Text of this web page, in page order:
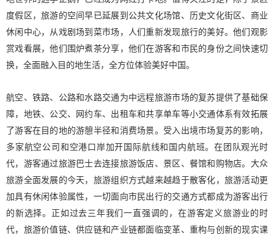
度假区，旅游的空间早已延展到公共文化场馆、历史文化街区、商业
休闲中心，从戏剧场到菜市场，人们重新发现旅行的美好。他们观影
赏戏看展，他们围炉煮茶分享，他们在游客和市民的身份之间快速切
换，全面融入目的地生活，全方位体验美好中国。
航空、铁路、公路和水路交通为中远程旅游市场的复苏提供了基础保
障，地铁、公交、网约车、出租车和共享单车等小交通体系有效拓展
了游客在目的地的游憩半径和消费场景。受入出境市场复苏的影响，
多家航空公司和空港口岸加开国际航线和国内航班。在团队观光时
代，游客通过旅游巴士去连接旅游饭店、景区、餐馆和购物店。大众
旅游全面发展的今天，旅游组织方式越来越趋于散客化，旅游活动更
加具有休闲体验属性，一切面向市民出行的交通方式都成为游客出行
的新选择。正如过去三年我们一直强调的，在游客定义旅游业的时
代，旅游价值链、供应链和产业链都面临变革、重构与创新的现实课